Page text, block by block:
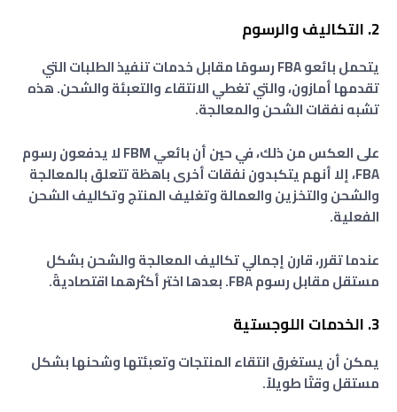
2. التكاليف والرسوم
يتحمل بائعو FBA رسومًا مقابل خدمات تنفيذ الطلبات التي
تقدمها أمازون، والتي تغطي الانتقاء والتعبئة والشحن. هذه
تشبه نفقات الشحن والمعالجة.
على العكس من ذلك، في حين أن بائعي FBM لا يدفعون رسوم
FBA، إلا أنهم يتكبدون نفقات أخرى باهظة تتعلق بالمعالجة
والشحن والتخزين والعمالة وتغليف المنتج وتكاليف الشحن
الفعلية.
عندما تقرر، قارن إجمالي تكاليف المعالجة والشحن بشكل
مستقل مقابل رسوم FBA. بعدها اختر أكثرهما اقتصاديةً.
3. الخدمات اللوجستية
يمكن أن يستغرق انتقاء المنتجات وتعبئتها وشحنها بشكل
مستقل وقتًا طويلاً.